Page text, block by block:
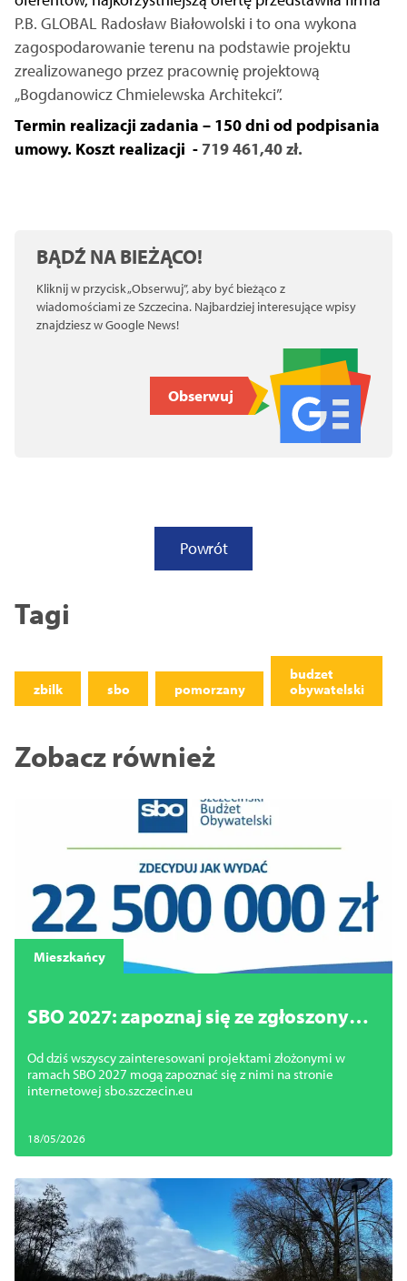
P.B. GLOBAL Radosław Białowolski i to ona wykona
zagospodarowanie terenu na podstawie projektu
zrealizowanego przez pracownię projektową
„Bogdanowicz Chmielewska Architekci”.
Termin realizacji zadania – 150 dni od podpisania
umowy. Koszt realizacji - 719 461,40 zł.
BĄDŹ NA BIEŻĄCO!
Kliknij w przycisk „Obserwuj”, aby być bieżąco z
wiadomościami ze Szczecina. Najbardziej interesujące wpisy
znajdziesz w Google News!
Obserwuj
Powrót
Tagi
zbilk sbo pomorzany
budzet
obywatelski
Zobacz również
Mieszkańcy
SBO 2027: zapoznaj się ze zgłoszonymi
Od dziś wszyscy zainteresowani projektami złożonymi w
ramach SBO 2027 mogą zapoznać się z nimi na stronie
internetowej sbo.szczecin.eu
18/05/2026